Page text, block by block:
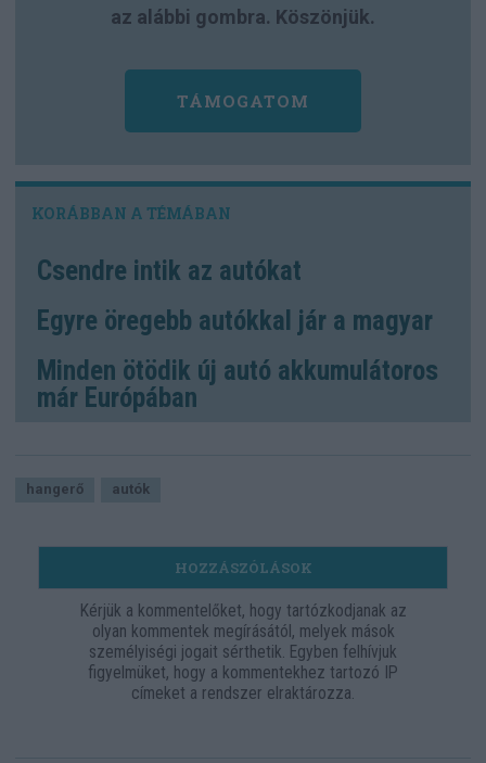
az alábbi gombra. Köszönjük.
TÁMOGATOM
Csendre intik az autókat
Egyre öregebb autókkal jár a magyar
Minden ötödik új autó akkumulátoros
már Európában
hangerő autók
HOZZÁSZÓLÁSOK
Kérjük a kommentelőket, hogy tartózkodjanak az
olyan kommentek megírásától, melyek mások
személyiségi jogait sérthetik. Egyben felhívjuk
figyelmüket, hogy a kommentekhez tartozó IP
címeket a rendszer elraktározza.